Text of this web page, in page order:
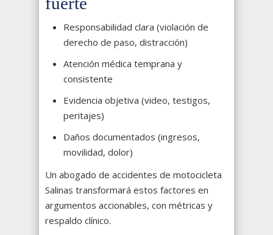
Responsabilidad clara (violación de
derecho de paso, distracción)
Atención médica temprana y
consistente
Evidencia objetiva (video, testigos,
peritajes)
Daños documentados (ingresos,
movilidad, dolor)
Un abogado de accidentes de motocicleta
Salinas transformará estos factores en
argumentos accionables, con métricas y
respaldo clínico.